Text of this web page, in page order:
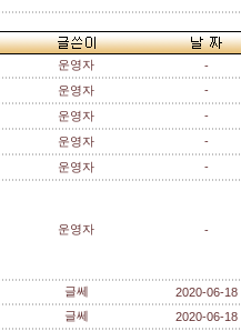
운영자 -
운영자 -
운영자 -
운영자 -
운영자 -
운영자 -
글쎄 2020-06-18
글쎄 2020-06-18